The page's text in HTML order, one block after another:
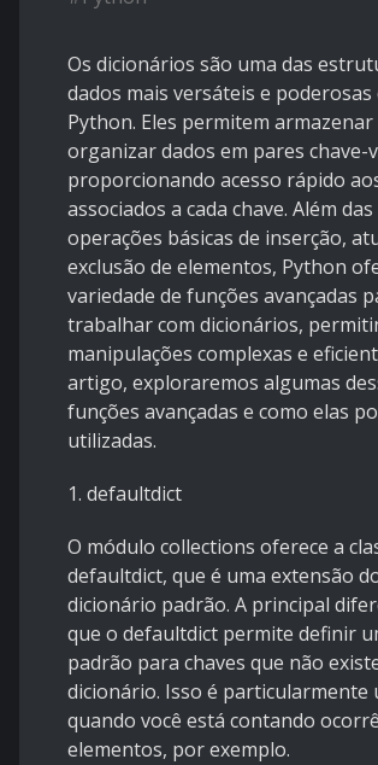
Os dicionários são uma das
dados mais versáteis e poderosas
Python. Eles permitem armazenar
organizar dados em pares chave-
proporcionando acesso rápido
associados a cada chave. Além das
operações básicas de inserção,
exclusão de elementos, Python
variedade de funções avançadas
trabalhar com dicionários,
manipulações complexas e
artigo, exploraremos algumas
funções avançadas e como elas
utilizadas.
1. defaultdict
O módulo collections oferece a
defaultdict, que é uma extensão
dicionário padrão. A principal
que o defaultdict permite definir
padrão para chaves que não
dicionário. Isso é particularmente
quando você está contando
elementos, por exemplo.